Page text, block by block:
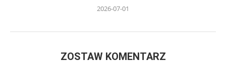
2026-07-01
ZOSTAW KOMENTARZ